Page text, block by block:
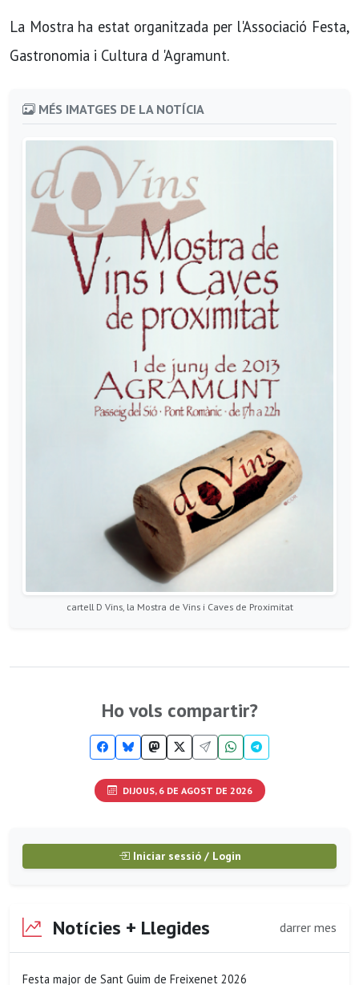
La Mostra ha estat organitzada per l'Associació Festa,
Gastronomia i Cultura d 'Agramunt.
MÉS IMATGES DE LA NOTÍCIA
cartell D Vins, la Mostra de Vins i Caves de Proximitat
Ho vols compartir?
DIJOUS, 6 DE AGOST DE 2026
Iniciar sessió / Login
Notícies + Llegides darrer mes
Festa major de Sant Guim de Freixenet 2026